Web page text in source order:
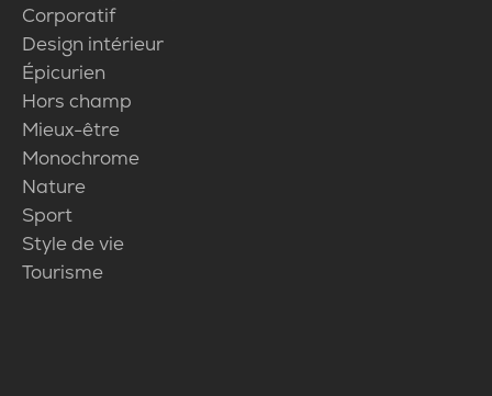
Corporatif
Design intérieur
Épicurien
Hors champ
Mieux-être
Monochrome
Nature
Sport
Style de vie
Tourisme